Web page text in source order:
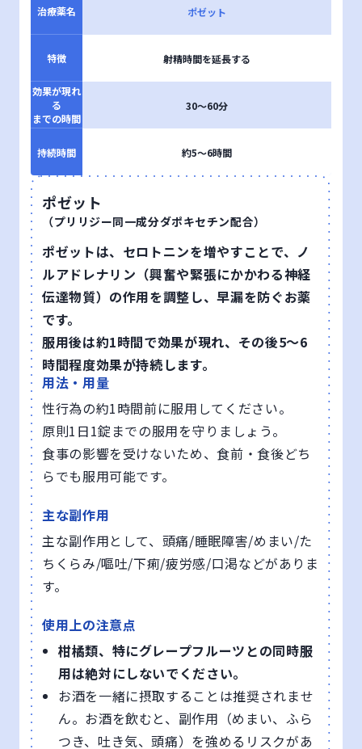
治療薬名
特徴
効果が現れ
る
までの時間
持続時間
ポゼット
射精時間を延長する
30〜60分
約5〜6時間
ポゼット
（プリリジー同一成分ダポキセチン配合）
ポゼットは、セロトニンを増やすことで、ノ
ルアドレナリン（興奮や緊張にかかわる神経
伝達物質）の作用を調整し、早漏を防ぐお薬
です。
服用後は約1時間で効果が現れ、その後5〜6
時間程度効果が持続します。
用法・用量
性行為の約1時間前に服用してください。
原則1日1錠までの服用を守りましょう。
食事の影響を受けないため、食前・食後どち
らでも服用可能です。
主な副作用
主な副作用として、頭痛/睡眠障害/めまい/た
ちくらみ/嘔吐/下痢/疲労感/口渇などがありま
す。
使用上の注意点
柑橘類、特にグレープフルーツとの同時服
用は絶対にしないでください。
お酒を一緒に摂取することは推奨されませ
ん。お酒を飲むと、副作用（めまい、ふら
つき、吐き気、頭痛）を強めるリスクがあ